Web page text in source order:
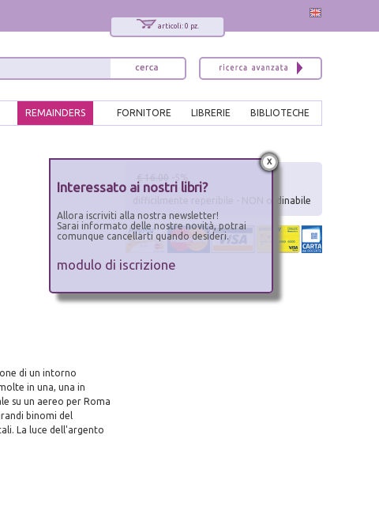
articoli: 0 pz.
BIBLIOTECHE
LIBRERIE
FORNITORE
REMAINDERS
di un intorno
in una, una in
su un aereo per Roma
binomi del
La luce dell'argento
difficilmente reperibile - NON ordinabile
x
Interessato ai nostri libri?
Allora iscriviti alla nostra newsletter!
Sarai informato delle nostre novità, potrai
comunque cancellarti quando desideri.
modulo di iscrizione